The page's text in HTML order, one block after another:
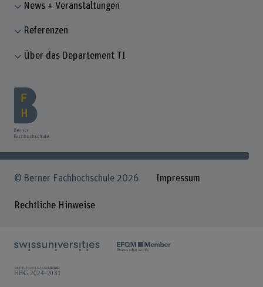
News + Veranstaltungen
Referenzen
Über das Departement TI
© Berner Fachhochschule 2026 Impressum
Rechtliche Hinweise